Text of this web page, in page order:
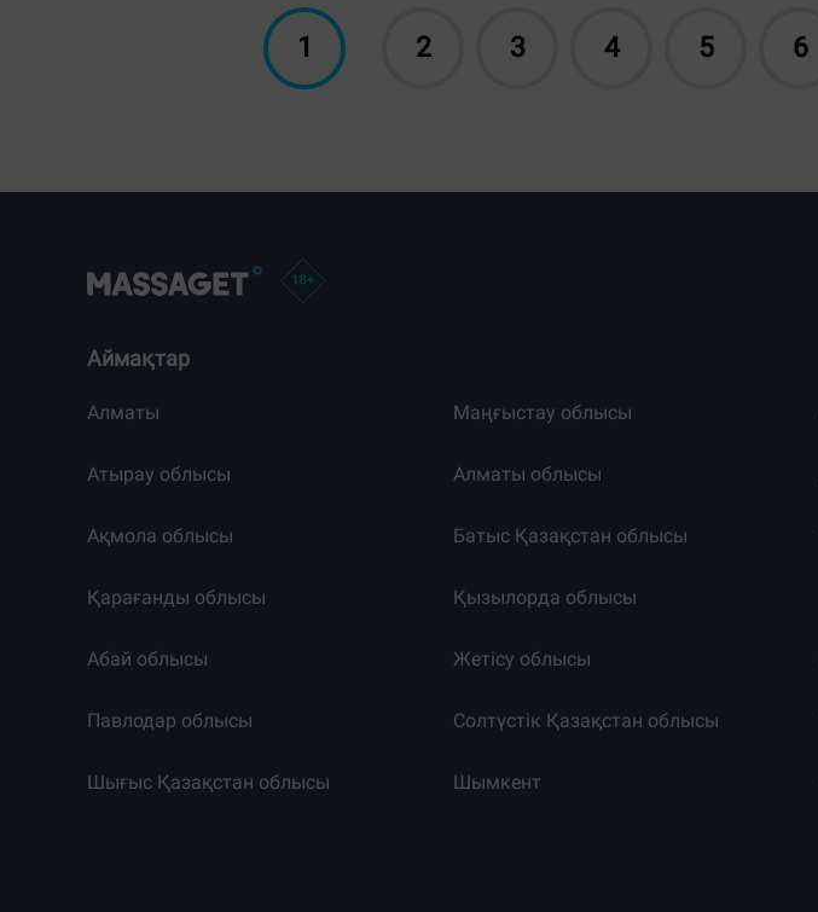
1 2 3 4 5 6
Аймақтар
Алматы Маңғыстау облысы
Атырау облысы Алматы облысы
Ақмола облысы Батыс Қазақстан облысы
Қарағанды облысы Қызылорда облысы
Абай облысы Жетісу облысы
Павлодар облысы Солтүстік Қазақстан облысы
Шығыс Қазақстан облысы Шымкент